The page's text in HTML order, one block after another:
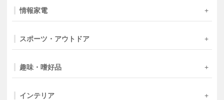
情報家電
スポーツ・アウトドア
趣味・嗜好品
インテリア